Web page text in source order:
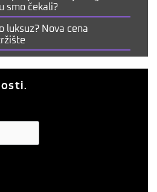
smo čekali?
luksuz? Nova cena